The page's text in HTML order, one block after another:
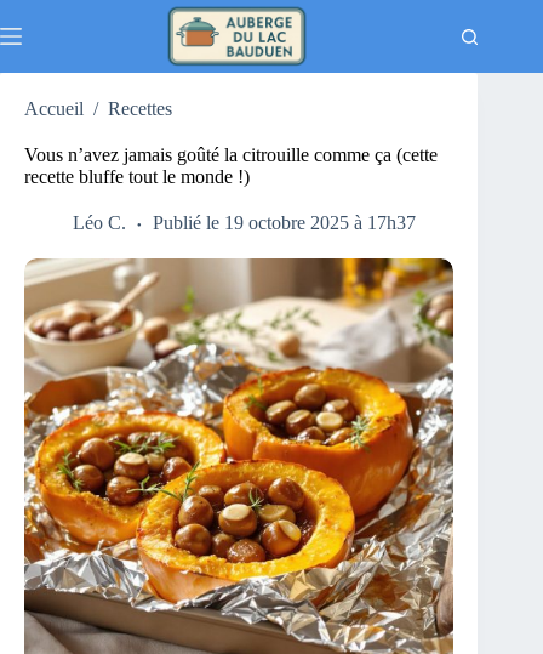
au
Accueil / Recettes
Vous n’avez jamais goûté la citrouille comme ça (cette
recette bluffe tout le monde !)
Léo C. Publié le 19 octobre 2025 à 17h37